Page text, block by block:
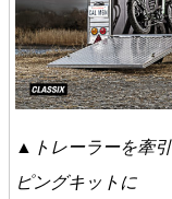
▲トレーラーを牽
ピングキットに